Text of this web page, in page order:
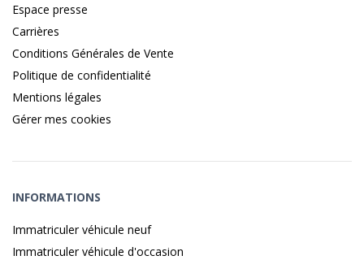
Espace presse
Carrières
Conditions Générales de Vente
Politique de confidentialité
Mentions légales
Gérer mes cookies
INFORMATIONS
Immatriculer véhicule neuf
Immatriculer véhicule d'occasion